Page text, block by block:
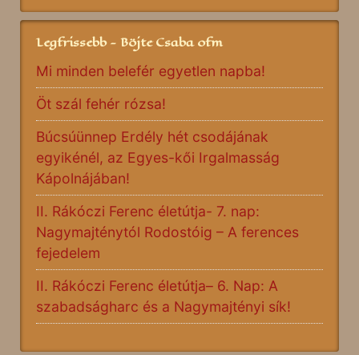
Legfrissebb - Böjte Csaba ofm
Mi minden belefér egyetlen napba!
Öt szál fehér rózsa!
Búcsúünnep Erdély hét csodájának
egyikénél, az Egyes-kői Irgalmasság
Kápolnájában!
II. Rákóczi Ferenc életútja- 7. nap:
Nagymajténytól Rodostóig – A ferences
fejedelem
II. Rákóczi Ferenc életútja– 6. Nap: A
szabadságharc és a Nagymajtényi sík!